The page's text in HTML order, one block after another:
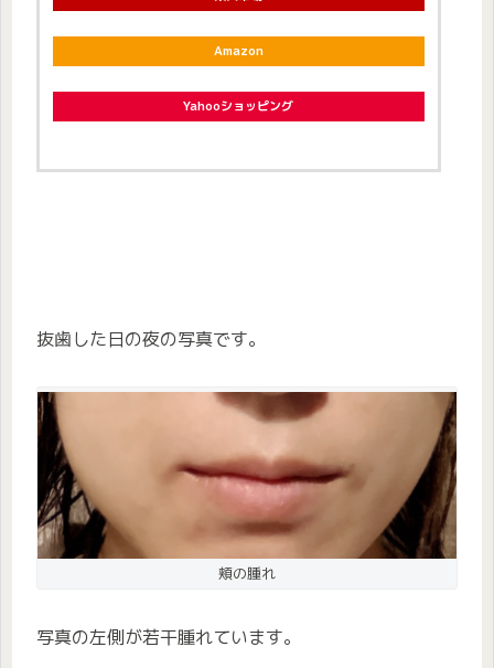
Amazon
Yahooショッピング
抜歯した日の夜の写真です。
頬の腫れ
写真の左側が若干腫れています。